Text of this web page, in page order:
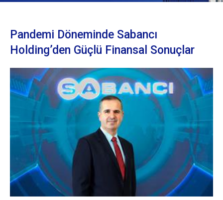
Pandemi Döneminde Sabancı
Holding’den Güçlü Finansal Sonuçlar